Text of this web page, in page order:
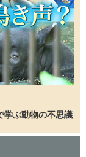
学ぶ動物の不思議